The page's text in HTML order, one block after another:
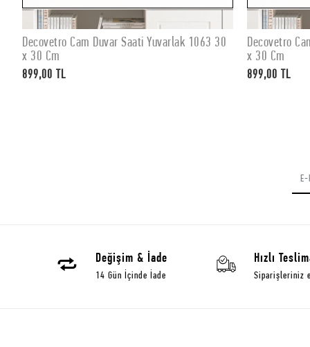
Stokta Yok
Decovetro Cam Duvar Saati Yuvarlak 1063 30
x 30 Cm
899,00 TL
Decovetro
x 30 Cm
899,00 TL
Değişim & İade
14 Gün İçinde İade
Hızlı
Siparişleriniz